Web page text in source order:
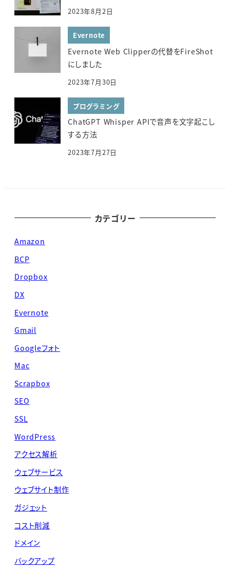
2023年8月2日
Evernote
Evernote Web Clipperの代替をFireShot
にしました
2023年7月30日
プログラミング
ChatGPT Whisper APIで音声を文字起こし
する方法
2023年7月27日
カテゴリー
Amazon
BCP
Dropbox
DX
Evernote
Gmail
Googleフォト
Mac
Scrapbox
SEO
SSL
WordPress
アクセス解析
ウェブサービス
ウェブサイト制作
ガジェット
コスト削減
ドメイン
バックアップ